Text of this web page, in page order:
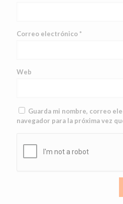
Correo electrónico *
Web
Guarda mi nombre, correo
navegador para la próxima vez